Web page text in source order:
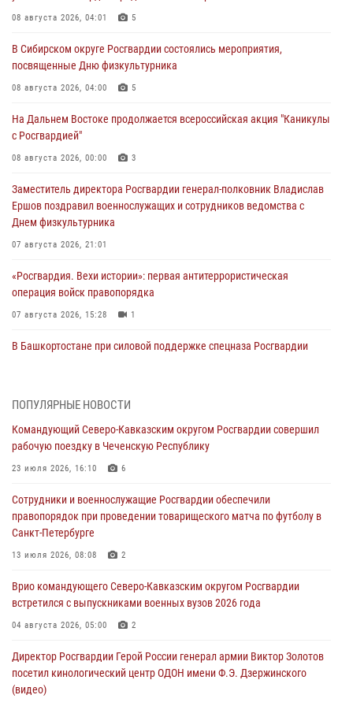
08 августа 2026, 04:01 5
В Сибирском округе Росгвардии состоялись мероприятия,
посвященные Дню физкультурника
08 августа 2026, 04:00 5
На Дальнем Востоке продолжается всероссийская акция "Каникулы
с Росгвардией"
08 августа 2026, 00:00 3
Заместитель директора Росгвардии генерал-полковник Владислав
Ершов поздравил военнослужащих и сотрудников ведомства с
Днем физкультурника
07 августа 2026, 21:01
«Росгвардия. Вехи истории»: первая антитеррористическая
операция войск правопорядка
07 августа 2026, 15:28 1
В Башкортостане при силовой поддержке спецназа Росгвардии
07 августа 2026, 13:30 1
В Югре при содействии спецназа Росгвардии пресечено более 180
нарушений миграционного законодательства
07 августа 2026, 12:54
Тонувшего ребенка спас росгвардеец в Краснодарском крае
07 августа 2026, 12:37
Юные гости из летних лагерей посетили кинологический центр
07 августа 2026, 12:20 3
Представители ФСБ России по Уральскому округу Росгвардии и
Кузнецова
4
ПОПУЛЯРНЫЕ НОВОСТИ
Командующий Северо-Кавказским округом Росгвардии совершил
рабочую поездку в Чеченскую Республику
23 июля 2026, 16:10 6
Сотрудники и военнослужащие Росгвардии обеспечили
правопорядок при проведении товарищеского матча по футболу в
Санкт-Петербурге
13 июля 2026, 08:08 2
Врио командующего Северо-Кавказским округом Росгвардии
встретился с выпускниками военных вузов 2026 года
04 августа 2026, 05:00 2
Директор Росгвардии Герой России генерал армии Виктор Золотов
посетил кинологический центр ОДОН имени Ф.Э. Дзержинского
(видео)